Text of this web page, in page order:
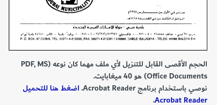
الحجم الأقصى القابل للتنزيل لأي ملف مهما كان نوعه (PDF, MS
Office Documents) هو 40 ميغابايت.
نوصي باستخدام برنامج Acrobat Reader.
اضغط هنا للتحميل
Acrobat Reader
.